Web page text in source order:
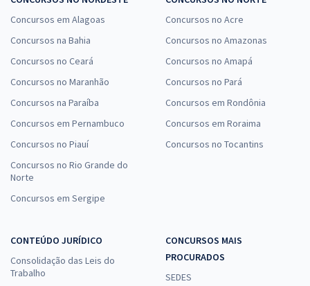
Concursos em Alagoas
Concursos na Bahia
Concursos no Ceará
Concursos no Maranhão
Concursos na Paraíba
Concursos em Pernambuco
Concursos no Piauí
Concursos no Rio Grande do
Norte
Concursos em Sergipe
Concursos no Acre
Concursos no Amazonas
Concursos no Amapá
Concursos no Pará
Concursos em Rondônia
Concursos em Roraima
Concursos no Tocantins
CONTEÚDO JURÍDICO
Consolidação das Leis do
Trabalho
CONCURSOS MAIS
PROCURADOS
SEDES